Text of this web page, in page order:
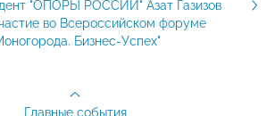
"ОПОРЫ РОССИИ" Азат Газизов
во Всероссийском форуме
Бизнес-Успех"
Главные события